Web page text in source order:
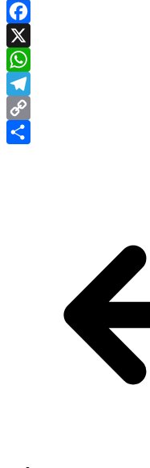
Facebook
X
WhatsApp
Telegram
Copy